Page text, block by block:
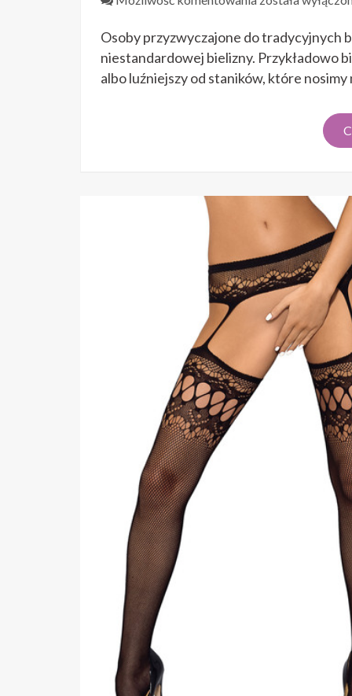
biustonosz
bez
ramiączek?
Osoby przyzwyczajone do tradycyjnych
niestandardowej bielizny. Przykładowo
albo luźniejszy od staników, które